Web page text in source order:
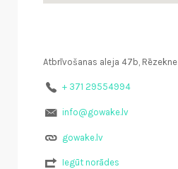
Atbrīvošanas aleja 47b, Rēzekne
+ 371 29554994
info@gowake.lv
gowake.lv
Iegūt norādes